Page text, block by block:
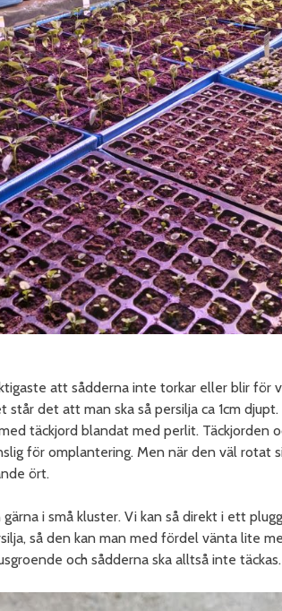
att sådderna inte torkar eller blir för
det att man ska så persilja ca 1cm
täckjord blandat med perlit. Täckjorden
för omplantering. Men när den väl rotat
ört.
gärna i små kluster. Vi kan så direkt i ett
så den kan man med fördel vänta lite
och sådderna ska alltså inte täckas.